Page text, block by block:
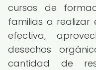
cursos de
familias a realizar
efectiva,
desechos
cantidad de